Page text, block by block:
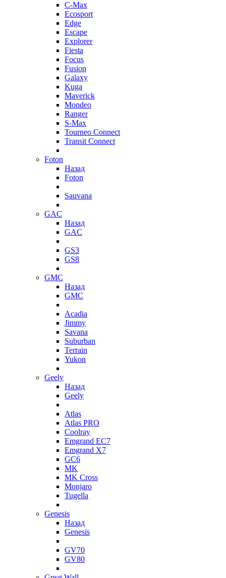
C-Max
Ecosport
Edge
Escape
Explorer
Fiesta
Focus
Fusion
Galaxy
Kuga
Maverick
Mondeo
Ranger
S-Max
Tourneo Connect
Transit Connect
Foton
Назад
Foton
Sauvana
GAC
Назад
GAC
GS3
GS8
GMC
Назад
GMC
Acadia
Jimmy
Savana
Suburban
Terrain
Yukon
Geely
Назад
Geely
Atlas
Atlas PRO
Coolray
Emgrand EC7
Emgrand X7
GC6
MK
MK Cross
Monjaro
Tugella
Genesis
Назад
Genesis
GV70
GV80